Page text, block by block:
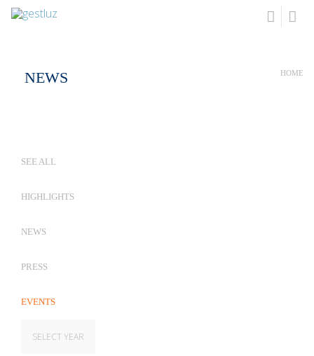
NEWS HOME
SEE ALL
HIGHLIGHTS
NEWS
PRESS
EVENTS
SELECT YEAR